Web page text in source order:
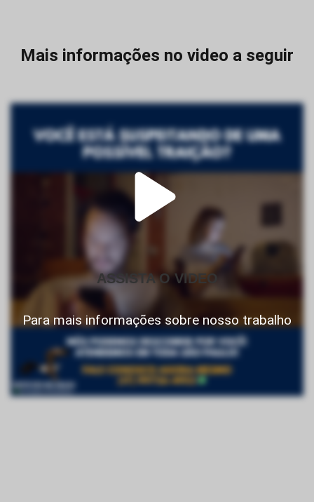
Mais informações no video a seguir
ASSISTA O VIDEO
Para mais informações sobre nosso trabalho